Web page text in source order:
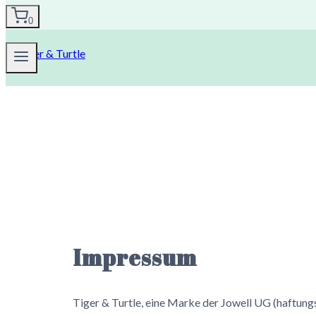
0
Impressum
Tiger & Turtle, eine Marke der Jowell UG